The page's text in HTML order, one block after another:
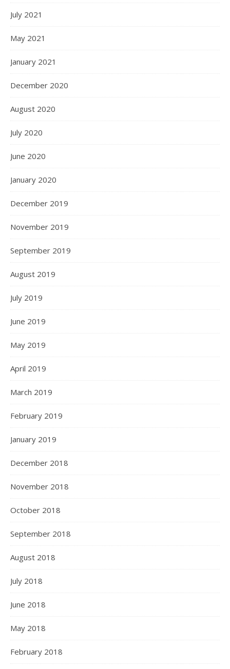
July 2021
May 2021
January 2021
December 2020
August 2020
July 2020
June 2020
January 2020
December 2019
November 2019
September 2019
August 2019
July 2019
June 2019
May 2019
April 2019
March 2019
February 2019
January 2019
December 2018
November 2018
October 2018
September 2018
August 2018
July 2018
June 2018
May 2018
February 2018